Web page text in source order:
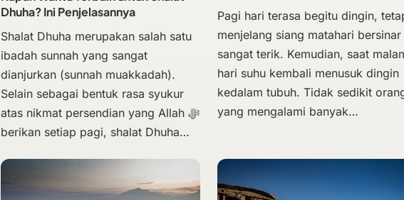
Dhuha? Ini Penjelasannya
Shalat Dhuha merupakan salah satu
ibadah sunnah yang sangat
dianjurkan (sunnah muakkadah).
Selain sebagai bentuk rasa syukur
atas nikmat persendian yang Allah ﷻ
berikan setiap pagi, shalat Dhuha…
Pagi hari terasa begitu dingin,
menjelang siang matahari bersinar
sangat terik. Kemudian, saat
hari suhu kembali menusuk dingin
kedalam tubuh. Tidak sedikit
yang mengalami banyak…